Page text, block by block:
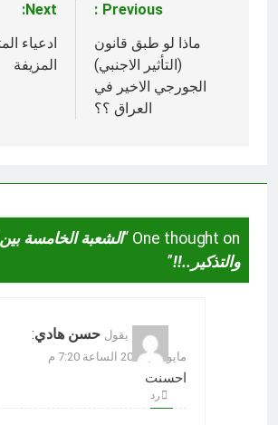
المقالات
Previous:
ماذا لو طبق قانون
(التأثير الاجنبي)
الجورجي الاخير في
العراق ؟؟
Next:
ادعياء
المزيفة
One thought on “ الشعبة الخامسة بين
والتذكير..!!”
يقول حسن هادي:
مايو 16, 2024 الساعة 7:20 م
احسنت
رد